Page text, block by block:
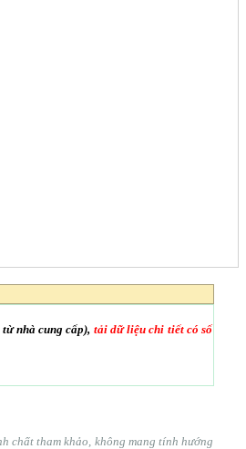
nhà cung cấp), tải dữ liệu chi tiết có số
chất tham khảo, không mang tính hướng